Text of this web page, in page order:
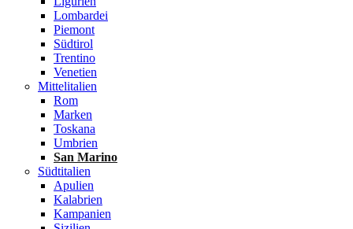
Lombardei
Piemont
Südtirol
Trentino
Venetien
Mittelitalien
Rom
Marken
Toskana
Umbrien
San Marino
Südtitalien
Apulien
Kalabrien
Kampanien